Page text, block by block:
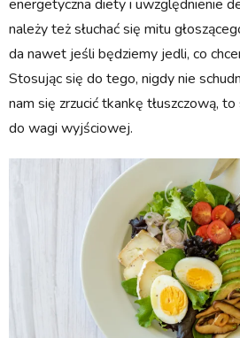
energetyczna diety i uwzględnienie
należy też słuchać się mitu
da nawet jeśli będziemy jedli, co
Stosując się do tego, nigdy nie
nam się zrzucić tkankę tłuszczową,
do wagi wyjściowej.